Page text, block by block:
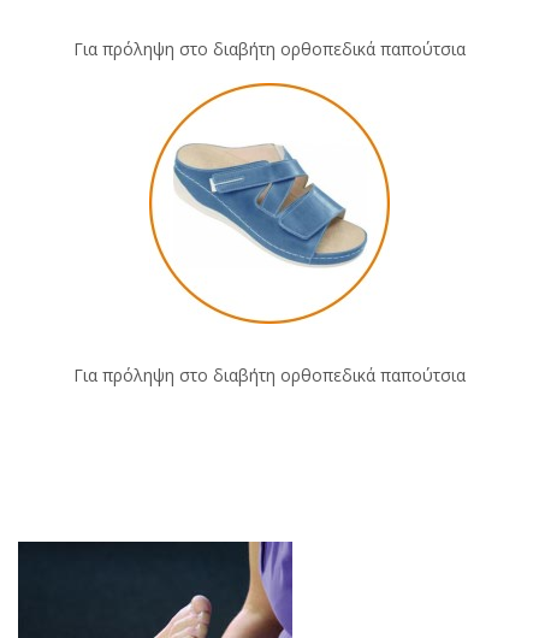
Για πρόληψη στο διαβήτη ορθοπεδικά παπούτσια
Για πρόληψη στο διαβήτη ορθοπεδικά παπούτσια